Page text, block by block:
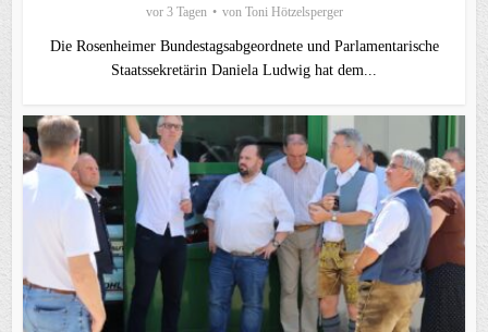
vor 3 Tagen von Toni Hötzelsperger
Die Rosenheimer Bundestagsabgeordnete und Parlamentarische
Staatssekretärin Daniela Ludwig hat dem...